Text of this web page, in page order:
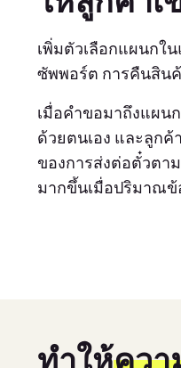
เพิ่มตัวเลือกแผนกใ
ซัพพอร์ต การคืนสิน
เมื่อคำขอมาถึงแผน
ด้วยตนเอง และลูก
ของการส่งต่อตั๋วตา
มากขึ้นเมื่อปริมาณ
ทำให้ควา